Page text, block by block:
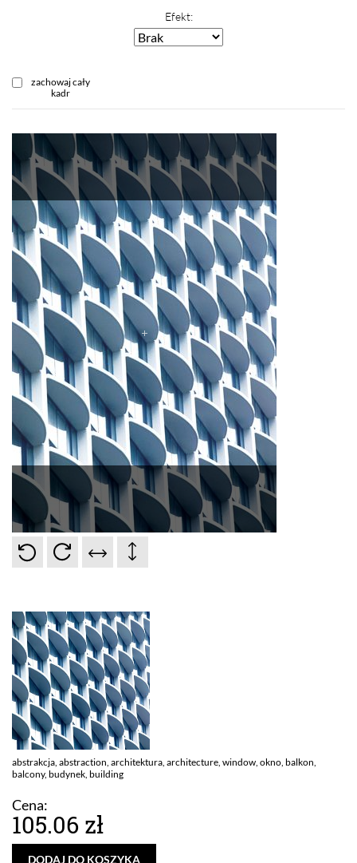
Efekt:
zachowaj cały
kadr
abstrakcja, abstraction, architektura, architecture, window, okno, balkon,
balcony, budynek, building
Cena:
105.06 zł
DODAJ DO KOSZYKA